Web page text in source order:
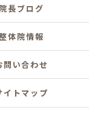
院長ブログ
体院情報
問い合わせ
イトマップ